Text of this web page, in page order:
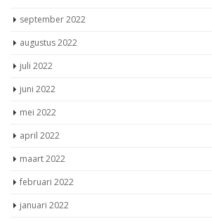
september 2022
augustus 2022
juli 2022
juni 2022
mei 2022
april 2022
maart 2022
februari 2022
januari 2022